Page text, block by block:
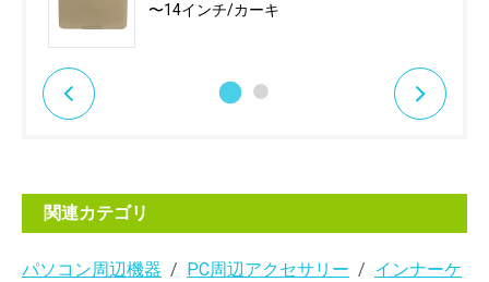
〜14インチ/カーキ
関連カテゴリ
パソコン周辺機器 PC周辺アクセサリー
インナーケ